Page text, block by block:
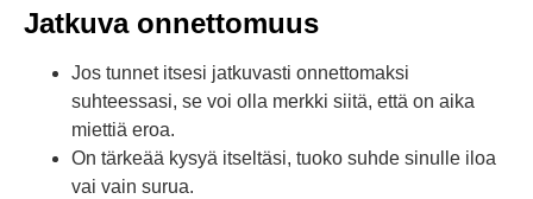
Jatkuva onnettomuus
Jos tunnet itsesi jatkuvasti onnettomaksi
suhteessasi, se voi olla merkki siitä, että on aika
miettiä eroa.
On tärkeää kysyä itseltäsi, tuoko suhde sinulle iloa
vai vain surua.